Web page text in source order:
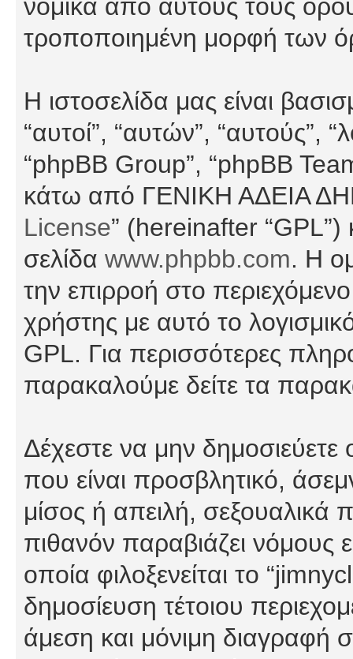
νομικά από αυτούς τους
τροποποιημένη μορφή των
Η ιστοσελίδα μας είναι
“αυτοί”, “αυτών”, “αυτούς”,
“phpBB Group”, “phpBB
κάτω από ΓΕΝΙΚΗ ΑΔΕΙΑ
License” (hereinafter “GPL”)
σελίδα www.phpbb.com. Η
την επιρροή στο
χρήστης με αυτό το
GPL. Για περισσότερες
παρακαλούμε δείτε τα
Δέχεστε να μην
που είναι προσβλητικό,
μίσος ή απειλή, σεξουαλικά
πιθανόν παραβιάζει νόμους
οποία φιλοξενείται το
δημοσίευση τέτοιου
άμεση και μόνιμη διαγραφή